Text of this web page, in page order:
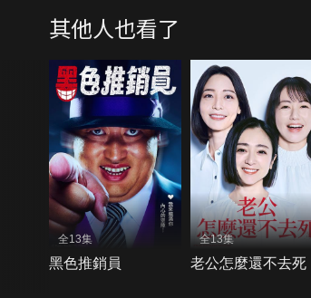
其他人也看了
全13集
黑色推銷員
全13集
老公怎麼還不去死